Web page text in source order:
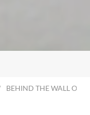
BEHIND THE WALL OF